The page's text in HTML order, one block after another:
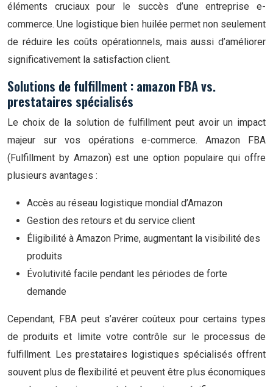
éléments cruciaux pour le succès d’une entreprise e-
commerce. Une logistique bien huilée permet non seulement
de réduire les coûts opérationnels, mais aussi d’améliorer
significativement la satisfaction client.
Solutions de fulfillment : amazon FBA vs.
prestataires spécialisés
Le choix de la solution de fulfillment peut avoir un impact
majeur sur vos opérations e-commerce. Amazon FBA
(Fulfillment by Amazon) est une option populaire qui offre
plusieurs avantages :
Accès au réseau logistique mondial d’Amazon
Gestion des retours et du service client
Éligibilité à Amazon Prime, augmentant la visibilité des
produits
Évolutivité facile pendant les périodes de forte
demande
Cependant, FBA peut s’avérer coûteux pour certains types
de produits et limite votre contrôle sur le processus de
fulfillment. Les prestataires logistiques spécialisés offrent
souvent plus de flexibilité et peuvent être plus économiques